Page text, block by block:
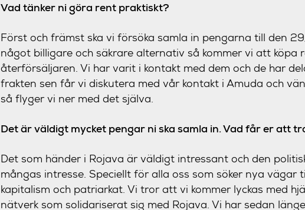
Vad tänker ni göra rent praktiskt?
Först och främst ska vi försöka samla in pengarna till den
något billigare och säkrare alternativ så kommer vi att köpa
återförsäljaren. Vi har varit i kontakt med dem och de har
frakten sen får vi diskutera med vår kontakt i Amuda och
så flyger vi ner med det själva.
Det är väldigt mycket pengar ni ska samla in. Vad får er att
Det som händer i Rojava är väldigt intressant och den
mångas intresse. Speciellt för alla oss som söker nya
kapitalism och patriarkat. Vi tror att vi kommer lyckas med
nätverk som solidariserat sig med Rojava. Vi har sedan